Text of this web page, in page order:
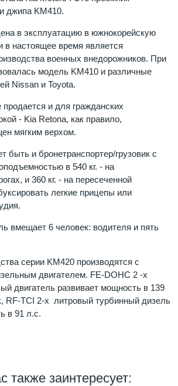
джипа KM410.
в эксплуатацию в южнокорейскую
в настоящее время является
военных внедорожников. При
модель KM410 и различные
Nissan и Toyota.
и для гражданских
- Kia Retona, как правило,
мягким верхом.
быть и бронетранспортер/грузовик с
в 540 кг. - на
и 360 кг. - на пересеченной
легкие прицепы или
вмещает 6 человек: водителя и пять
серии KM420 производятся с
двигателем. FE-DOHC 2 -х
двигатель развивает мощность в 139
RF-TCI 2-х литровый турбинный дизель
в 91 л.с.
также заинтересует: